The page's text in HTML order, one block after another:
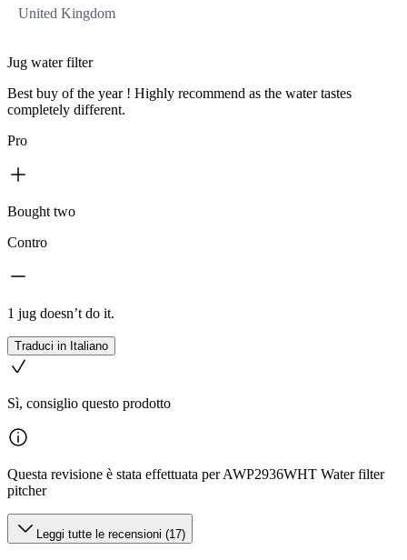
United Kingdom
Jug water filter
Best buy of the year ! Highly recommend as the water tastes
completely different.
Pro
Bought two
Contro
1 jug doesn’t do it.
Traduci in Italiano
Sì, consiglio questo prodotto
Questa revisione è stata effettuata per AWP2936WHT Water filter
pitcher
Leggi tutte le recensioni (17)